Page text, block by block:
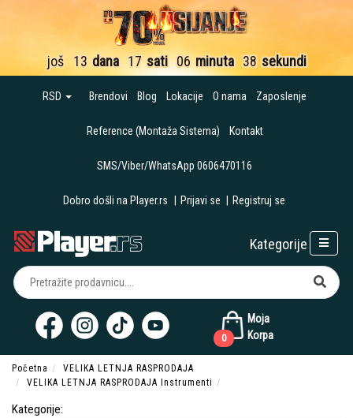
još 13 dana 17 sati 06 minuta 37 sekundi
RSD Brendovi Blog Lokacije O nama Zaposlenje
Reference (Montaža Sistema) Kontakt
SMS/Viber/WhatsApp 0606470116
Dobro došli na Player.rs Prijavi se Registruj se
Moja
Korpa
0
Kategorije
Početna
VELIKA LETNJA RASPRODAJA
VELIKA LETNJA RASPRODAJA Instrumenti
Kategorije: